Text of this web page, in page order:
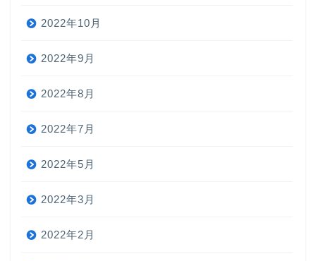
2022年10月
2022年9月
2022年8月
2022年7月
2022年5月
2022年3月
2022年2月